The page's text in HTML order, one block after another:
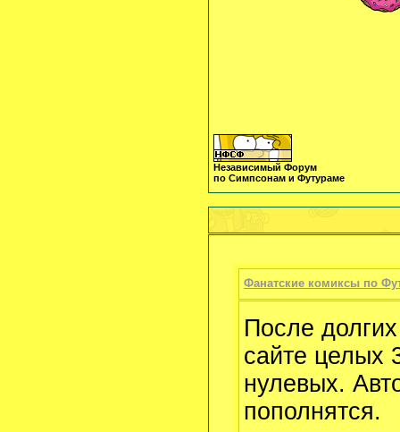
Независимый Форум
по Симпсонам и Футураме
Фанатские комиксы по
После
сайте целых
нулевых.
пополнятся.